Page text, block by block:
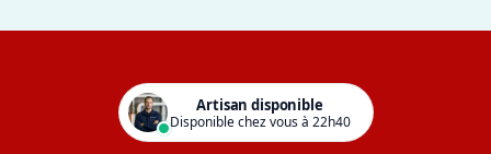
Artisan disponible
Disponible chez vous à 22h40